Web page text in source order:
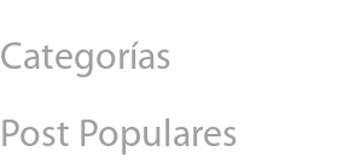
Categorías
Post Populares